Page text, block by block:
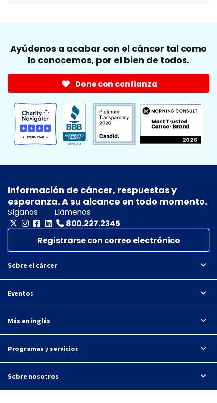
Ayúdenos a acabar con el cáncer tal como
lo conocemos, por el bien de todos.
Done con confianza
Información de cáncer, respuestas y
esperanza. A su alcance en todo momento.
Síganos
Llámenos
800.227.2345
Registrarse con correo electrónico
Sobre el cáncer
Eventos
Más en inglés
Programas y servicios
Sobre nosotros